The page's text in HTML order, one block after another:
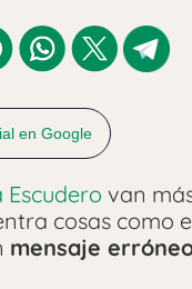
en Google
Escudero van
cosas como
mensaje